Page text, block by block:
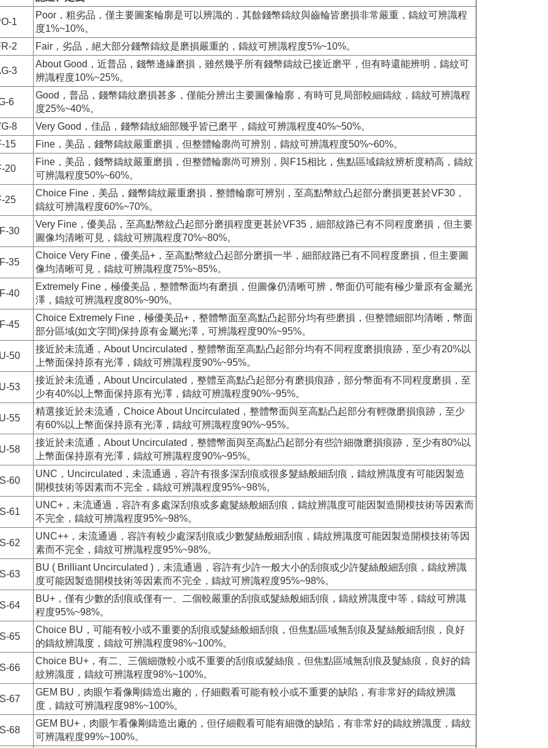
1
Poor，粗劣品，僅主要圖案輪廓是可以辨識的，其餘錢幣鑄紋與齒輪皆磨損非常嚴重，鑄紋可辨識程
度1%~10%。
2
Fair，劣品，絕大部分錢幣鑄紋是磨損嚴重的，鑄紋可辨識程度5%~10%。
3
About Good，近普品，錢幣邊緣磨損，雖然幾乎所有錢幣鑄紋已接近磨平，但有時還能辨明，鑄紋可
辨識程度10%~25%。
6
Good，普品，錢幣鑄紋磨損甚多，僅能分辨出主要圖像輪廓，有時可見局部較細鑄紋，鑄紋可辨識程
度25%~40%。
8
Very Good，佳品，錢幣鑄紋細部幾乎皆已磨平，鑄紋可辨識程度40%~50%。
15
Fine，美品，錢幣鑄紋嚴重磨損，但整體輪廓尚可辨別，鑄紋可辨識程度50%~60%。
20
Fine，美品，錢幣鑄紋嚴重磨損，但整體輪廓尚可辨別，與F15相比，焦點區域鑄紋辨析度稍高，鑄紋
可辨識程度50%~60%。
25
Choice Fine，美品，錢幣鑄紋嚴重磨損，整體輪廓可辨別，至高點幣紋凸起部分磨損更甚於VF30，
鑄紋可辨識程度60%~70%。
30
Very Fine，優美品，至高點幣紋凸起部分磨損程度更甚於VF35，細部紋路已有不同程度磨損，但主要
圖像均清晰可見，鑄紋可辨識程度70%~80%。
35
Choice Very Fine，優美品+，至高點幣紋凸起部分磨損一半，細部紋路已有不同程度磨損，但主要圖
像均清晰可見，鑄紋可辨識程度75%~85%。
40
Extremely Fine，極優美品，整體幣面均有磨損，但圖像仍清晰可辨，幣面仍可能有極少量原有金屬光
澤，鑄紋可辨識程度80%~90%。
45
Choice Extremely Fine，極優美品+，整體幣面至高點凸起部分均有些磨損，但整體細部均清晰，幣面
部分區域(如文字間)保持原有金屬光澤，可辨識程度90%~95%。
50
接近於未流通，About Uncirculated，整體幣面至高點凸起部分均有不同程度磨損痕跡，至少有20%以
上幣面保持原有光澤，鑄紋可辨識程度90%~95%。
53
接近於未流通，About Uncirculated，整體至高點凸起部分有磨損痕跡，部分幣面有不同程度磨損，至
少有40%以上幣面保持原有光澤，鑄紋可辨識程度90%~95%。
55
精選接近於未流通，Choice About Uncirculated，整體幣面與至高點凸起部分有輕微磨損痕跡，至少
有60%以上幣面保持原有光澤，鑄紋可辨識程度90%~95%。
58
接近於未流通，About Uncirculated，整體幣面與至高點凸起部分有些許細微磨損痕跡，至少有80%以
上幣面保持原有光澤，鑄紋可辨識程度90%~95%。
60
UNC，Uncirculated，未流通過，容許有很多深刮痕或很多髮絲般細刮痕，鑄紋辨識度有可能因製造
開模技術等因素而不完全，鑄紋可辨識程度95%~98%。
61
UNC+，未流通過，容許有多處深刮痕或多處髮絲般細刮痕，鑄紋辨識度可能因製造開模技術等因素而
不完全，鑄紋可辨識程度95%~98%。
62
UNC++，未流通過，容許有較少處深刮痕或少數髮絲般細刮痕，鑄紋辨識度可能因製造開模技術等因
素而不完全，鑄紋可辨識程度95%~98%。
63
BU ( Brilliant Uncirculated )，未流通過，容許有少許一般大小的刮痕或少許髮絲般細刮痕，鑄紋辨識
度可能因製造開模技術等因素而不完全，鑄紋可辨識程度95%~98%。
64
BU+，僅有少數的刮痕或僅有一、二個較嚴重的刮痕或髮絲般細刮痕，鑄紋辨識度中等，鑄紋可辨識
程度95%~98%。
65
Choice BU，可能有較小或不重要的刮痕或髮絲般細刮痕，但焦點區域無刮痕及髮絲般細刮痕，良好
的鑄紋辨識度，鑄紋可辨識程度98%~100%。
66
Choice BU+，有二、三個細微較小或不重要的刮痕或髮絲痕，但焦點區域無刮痕及髮絲痕，良好的鑄
紋辨識度，鑄紋可辨識程度98%~100%。
67
GEM BU，肉眼乍看像剛鑄造出廠的，仔細觀看可能有較小或不重要的缺陷，有非常好的鑄紋辨識
度，鑄紋可辨識程度98%~100%。
68
GEM BU+，肉眼乍看像剛鑄造出廠的，但仔細觀看可能有細微的缺陷，有非常好的鑄紋辨識度，鑄紋
可辨識程度99%~100%。